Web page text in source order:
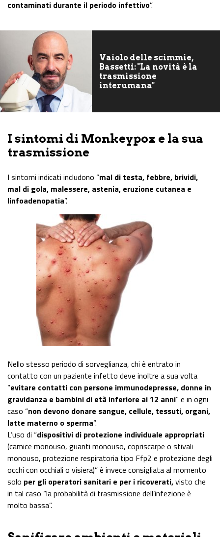
contaminati durante il periodo infettivo”.
Vaiolo delle scimmie,
Bassetti: "La novità è la
trasmissione
interumana"
I sintomi di Monkeypox e la sua
trasmissione
I sintomi indicati includono “mal di testa, febbre, brividi,
mal di gola, malessere, astenia, eruzione cutanea e
linfoadenopatia”.
Nello stesso periodo di sorveglianza, chi è entrato in
contatto con un paziente infetto deve inoltre a sua volta
“evitare contatti con persone immunodepresse, donne in
gravidanza e bambini di età inferiore ai 12 anni” e in ogni
caso “non devono donare sangue, cellule, tessuti, organi,
latte materno o sperma“.
L’uso di “dispositivi di protezione individuale appropriati
(camice monouso, guanti monouso, copriscarpe o stivali
monouso, protezione respiratoria tipo Ffp2 e protezione degli
occhi con occhiali o visiera)” è invece consigliata al momento
solo per gli operatori sanitari e per i ricoverati,visto che
in tal caso “la probabilità di trasmissione dell’infezione è
molto bassa”.